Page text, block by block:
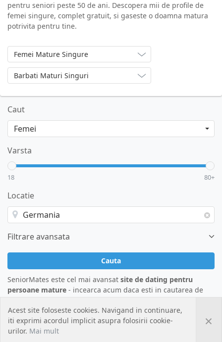
Acest site foloseste cookies. Navigand in continuare,
iti exprimi acordul implicit asupra folosirii cookie-
urilor. Mai mult
×
pentru seniori peste 50 de ani. Descopera mii de profile de
femei singure, complet gratuit, si gaseste o doamna matura
potrivita pentru tine.
Femei Mature Singure
Barbati Maturi Singuri
Caut
Varsta
18 80+
Locatie
Filtrare avansata
Cauta
SeniorMates este cel mai avansat site de dating pentru
persoane mature - incearca acum daca esti in cautarea de
femei mature si singure. Vezi mii de profile si poze de
doamne mature de peste 50 de ani, care sunt de asemenea
interesate de relatii pe termen lung sau casatorie si care isi
doresc un partener matur cu care sa se simta bine.